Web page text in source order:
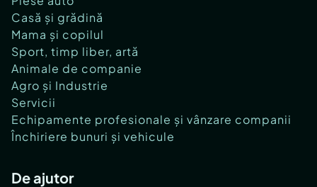
Casă și grădină
Mama și copilul
Sport, timp liber, artă
Animale de companie
Agro și Industrie
Servicii
Echipamente profesionale și vânzare companii
Închiriere bunuri și vehicule
De ajutor